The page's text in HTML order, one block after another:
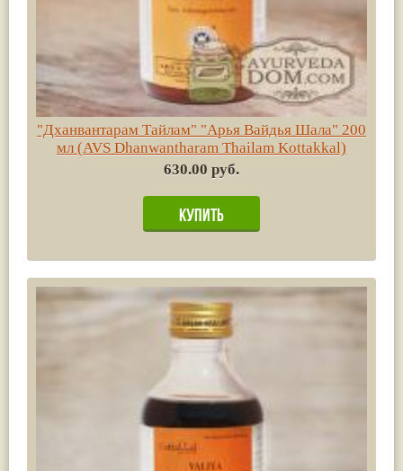
"Дханвантарам Тайлам" "Арья Вайдья Шала" 200
мл (AVS Dhanwantharam Thailam Kottakkal)
630.00 руб.